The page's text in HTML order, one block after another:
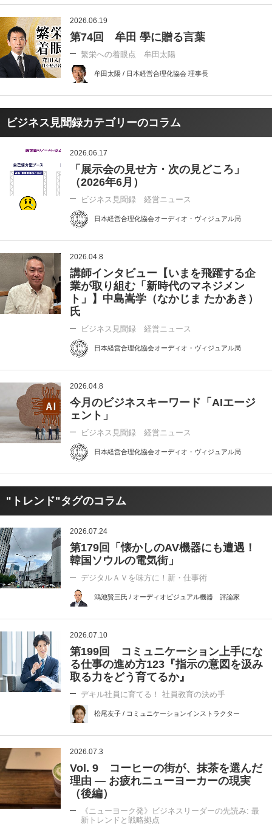
2026.06.19
第74回 牟田 學に贈る言葉
繁栄への着眼点 牟田太陽
牟田太陽 / 日本経営合理化協会 理事長
ビジネス見聞録カテゴリーのコラム
2026.06.17
「展示会の見せ方・次の見どころ」
（2026年6月）
ビジネス見聞録 経営ニュース
日本経営合理化協会オーディオ・ヴィジュアル局
2026.04.8
講師インタビュー【いまを飛躍する企
業が取り組む「新時代のマネジメン
ト」】中島嵩学（なかじま たかあき）
氏
ビジネス見聞録 経営ニュース
日本経営合理化協会オーディオ・ヴィジュアル局
2026.04.8
今月のビジネスキーワード「AIエージ
ェント」
ビジネス見聞録 経営ニュース
日本経営合理化協会オーディオ・ヴィジュアル局
"トレンド"タグのコラム
2026.07.24
第179回「懐かしのAV機器にも遭遇！
韓国ソウルの電気街」
デジタルＡＶを味方に！新・仕事術
鴻池賢三氏 / オーディオビジュアル機器 評論家
2026.07.10
第199回 コミュニケーション上手にな
る仕事の進め方123『指示の意図を汲み
取る力をどう育てるか』
デキル社員に育てる！ 社員教育の決め手
松尾友子 / コミュニケーションインストラクター
2026.07.3
Vol. 9 コーヒーの街が、抹茶を選んだ
理由 ― お疲れニューヨーカーの現実
（後編）
《ニューヨーク発》ビジネスリーダーの先読み: 最
新トレンドと戦略拠点